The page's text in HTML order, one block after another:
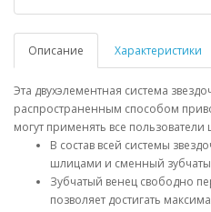
Описание Характеристики
Эта двухэлементная система
распространенным способом
могут применять все пользователи
В состав всей системы
шлицами и сменный
Зубчатый венец свободно
позволяет достигать